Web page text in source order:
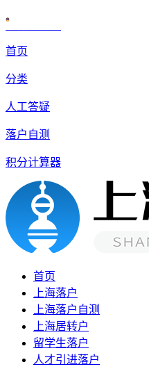
首页
分类
人工答疑
落户自测
积分计算器
首页
上海落户
上海落户自测
上海居转户
留学生落户
人才引进落户